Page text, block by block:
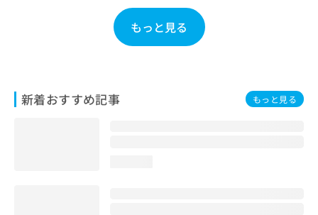
もっと見る
新着おすすめ記事 もっと見る
は
こ